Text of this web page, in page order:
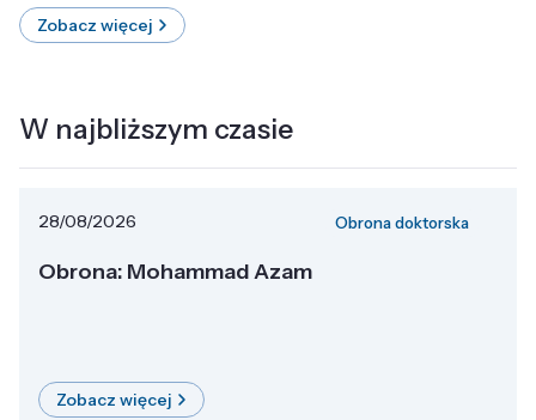
Zobacz więcej
W najbliższym czasie
28/08/2026 Obrona doktorska
Obrona: Mohammad Azam
Zobacz więcej